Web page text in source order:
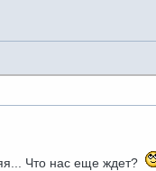
Что нас еще ждет?